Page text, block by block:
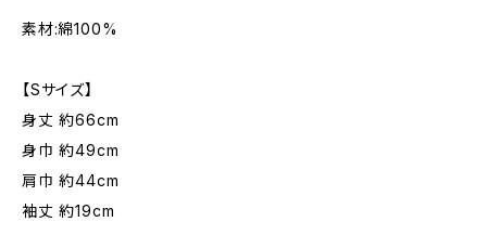
素材:綿100%
【Sサイズ】
身丈 約66cm
身巾 約49cm
肩巾 約44cm
袖丈 約19cm